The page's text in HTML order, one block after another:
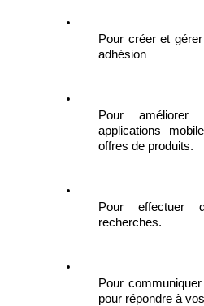
Pour créer et
adhésion
Pour
applications
offres de produits.
Pour effectuer
recherches.
Pour
pour répondre à